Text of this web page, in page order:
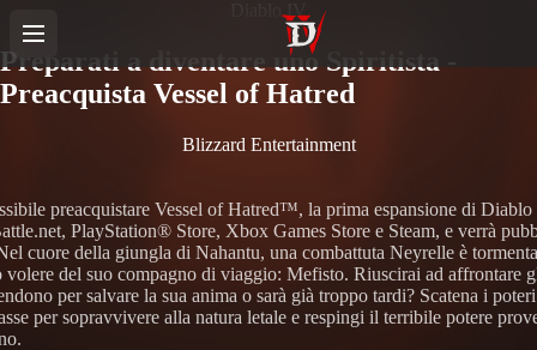
Diablo IV
Preparati a diventare uno Spiritista -
Preacquista Vessel of Hatred
Blizzard Entertainment
preacquistare Vessel of Hatred™, la prima espansione di
PlayStation® Store, Xbox Games Store e Steam, e verrà
cuore della giungla di Nahantu, una combattuta Neyrelle è
volere del suo compagno di viaggio: Mefisto. Riuscirai ad affrontare
per salvare la sua anima o sarà già troppo tardi? Scatena i
per sopravvivere alla natura letale e respingi il terribile potere